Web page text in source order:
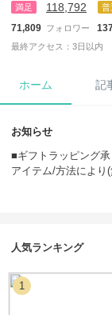
満足 118,792 普
71,809 フォロワー
最終アクセス：3日以内
ホーム 記
お知らせ
■ギフトラッピング
アイテム/方法により
＿＿＿＿＿
・返品補償サービス
・郵便事情による遅
（あんしんプラス加
人気ランキング
1